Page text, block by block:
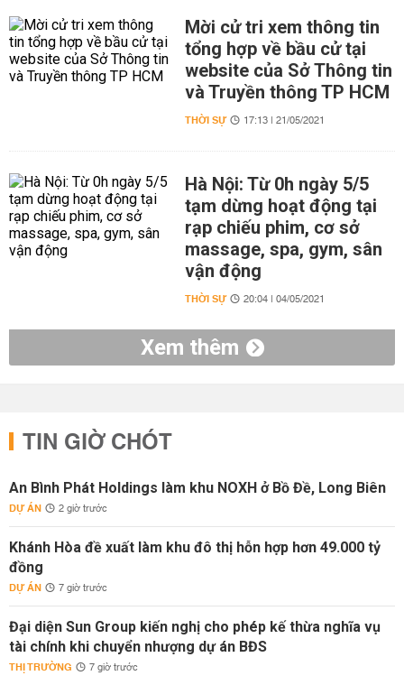
Mời cử tri xem thông tin
tổng hợp về bầu cử tại
website của Sở Thông tin
và Truyền thông TP HCM
THỜI SỰ 17:13 | 21/05/2021
Hà Nội: Từ 0h ngày 5/5
tạm dừng hoạt động tại
rạp chiếu phim, cơ sở
massage, spa, gym, sân
vận động
THỜI SỰ 20:04 | 04/05/2021
Xem thêm
TIN GIỜ CHÓT
An Bình Phát Holdings làm khu NOXH ở Bồ Đề, Long Biên
DỰ ÁN 2 giờ trước
Khánh Hòa đề xuất làm khu đô thị hỗn hợp hơn 49.000 tỷ
đồng
DỰ ÁN 7 giờ trước
Đại diện Sun Group kiến nghị cho phép kế thừa nghĩa vụ
tài chính khi chuyển nhượng dự án BĐS
THỊ TRƯỜNG 7 giờ trước